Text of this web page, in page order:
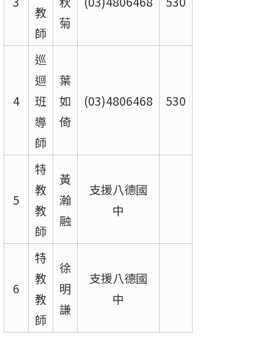
教
師
菊
4
巡
迴
班
導
師
葉
如
倚
(03)4806468 530
5
特
教
教
師
黃
瀚
融
支援八德國
中
6
特
教
教
師
徐
明
謙
支援八德國
中